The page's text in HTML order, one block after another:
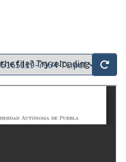
file? Try reloading